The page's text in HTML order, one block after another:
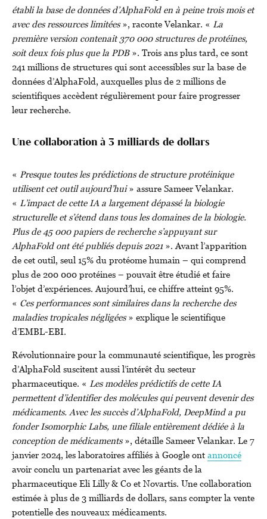
établi la base de données d’AlphaFold en à peine trois mois et
avec des ressources limitées», raconte Velankar. « La
première version contenait 370 000 structures de protéines,
soit deux fois plus que la PDB». Trois ans plus tard, ce sont
241 millions de structures qui sont accessibles sur la base de
données d’AlphaFold, auxquelles plus de 2 millions de
scientifiques accèdent régulièrement pour faire progresser
leur recherche.
Une collaboration à 3 milliards de dollars
« Presque toutes les prédictions de structure protéinique
utilisent cet outil aujourd’hui» assure Sameer Velankar.
« L’impact de cette IA a largement dépassé la biologie
structurelle et s’étend dans tous les domaines de la biologie.
Plus de 45 000 papiers de recherche s’appuyant sur
AlphaFold ont été publiés depuis 2021». Avant l’apparition
de cet outil, seul 15% du protéome humain – qui comprend
plus de 200 000 protéines – pouvait être étudié et faire
l’objet d’expériences. Aujourd’hui, ce chiffre atteint 95%.
« Ces performances sont similaires dans la recherche des
maladies tropicales négligées» explique le scientifique
d’EMBL-EBI.
Révolutionnaire pour la communauté scientifique, les progrès
d’AlphaFold suscitent aussi l’intérêt du secteur
pharmaceutique. « Les modèles prédictifs de cette IA
permettent d’identifier des molécules qui peuvent devenir des
médicaments. Avec les succès d’AlphaFold, DeepMind a pu
fonder Isomorphic Labs, une filiale entièrement dédiée à la
conception de médicaments», détaille Sameer Velankar. Le 7
janvier 2024, les laboratoires affiliés à Google ontannoncé
avoir conclu un partenariat avec les géants de la
pharmaceutique Eli Lilly & Co et Novartis. Une collaboration
estimée à plus de 3 milliards de dollars, sans compter la vente
potentielle des nouveaux médicaments.